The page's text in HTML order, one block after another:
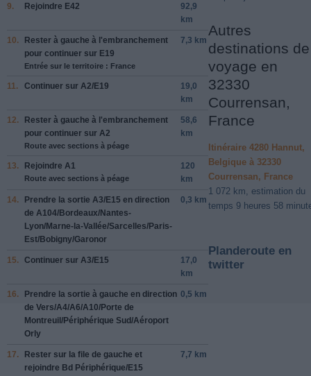
9. Rejoindre E42
92,9
km
10. Rester à gauche à l'embranchement
pour continuer sur E19
Entrée sur le territoire : France
7,3 km
11. Continuer sur A2/E19
19,0
km
12. Rester à gauche à l'embranchement
pour continuer sur A2
Route avec sections à péage
58,6
km
13. Rejoindre A1
Route avec sections à péage
120
km
14. Prendre la sortie A3/E15 en direction
de A104/Bordeaux/Nantes-
Lyon/Marne-la-Vallée/Sarcelles/Paris-
Est/Bobigny/Garonor
0,3 km
15. Continuer sur A3/E15
17,0
km
16. Prendre la sortie à gauche en direction
de Vers/A4/A6/A10/Porte de
Montreuil/Périphérique Sud/Aéroport
Orly
0,5 km
17. Rester sur la file de gauche et
rejoindre Bd Périphérique/E15
7,7 km
Autres
destinations de
voyage en
32330
Courrensan,
France
Itinéraire 4280 Hannut,
Belgique à 32330
Courrensan, France
1 072 km, estimation du
temps 9 heures 58
Planderoute en
twitter